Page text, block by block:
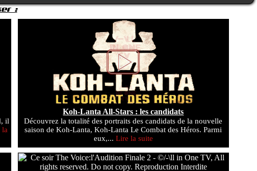
:
il
la
Koh-Lanta All-Stars : les candidats
Découvrez la totalité des portraits des candidats de la nouvelle
saison de Koh-Lanta, Koh-Lanta Le Combat des Héros. Parmi
eux,... Lire la suite